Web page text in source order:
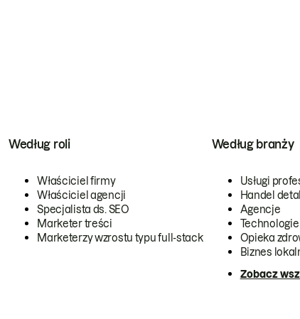
Według roli
Właściciel firmy
Właściciel agencji
Specjalista ds. SEO
Marketer treści
Marketerzy wzrostu typu full-stack
Według branży
Usługi
Handel
Agencje
Technologie
Opieka
Biznes
Zobacz